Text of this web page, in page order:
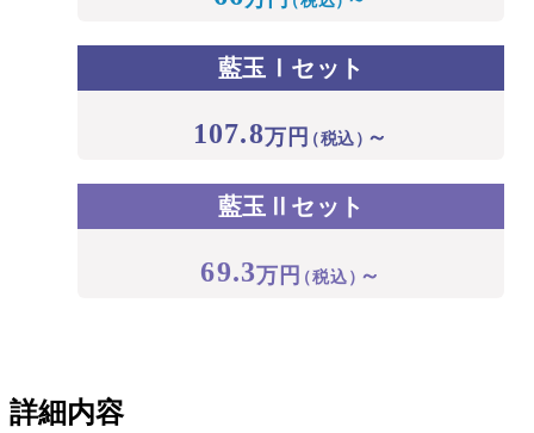
藍玉Ⅰセット
107.8万円（税込）～
藍玉Ⅱセット
69.3万円（税込）～
詳細内容